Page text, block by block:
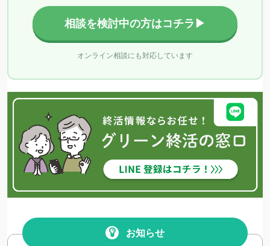
相談を検討中の方はコチラ▶
オンライン相談にも対応しています
お知らせ